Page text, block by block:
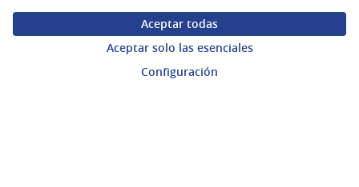
Aceptar todas
Aceptar solo las esenciales
Configuración
Inicio
Ámbitos Participativos